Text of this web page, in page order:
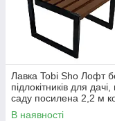
Лавка Tobi Sho Лофт
підлокітників для дачі,
саду посилена 2,2 м
горіх
В наявності